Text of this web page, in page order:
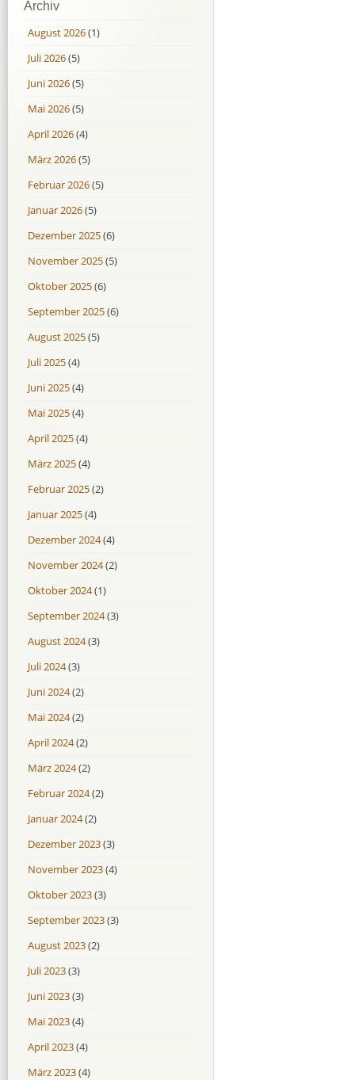
Archiv
August 2026(1)
Juli 2026(5)
Juni 2026(5)
Mai 2026(5)
April 2026(4)
März 2026(5)
Februar 2026(5)
Januar 2026(5)
Dezember 2025(6)
November 2025(5)
Oktober 2025(6)
September 2025(6)
August 2025(5)
Juli 2025(4)
Juni 2025(4)
Mai 2025(4)
April 2025(4)
März 2025(4)
Februar 2025(2)
Januar 2025(4)
Dezember 2024(4)
November 2024(2)
Oktober 2024(1)
September 2024(3)
August 2024(3)
Juli 2024(3)
Juni 2024(2)
Mai 2024(2)
April 2024(2)
März 2024(2)
Februar 2024(2)
Januar 2024(2)
Dezember 2023(3)
November 2023(4)
Oktober 2023(3)
September 2023(3)
August 2023(2)
Juli 2023(3)
Juni 2023(3)
Mai 2023(4)
April 2023(4)
März 2023(4)